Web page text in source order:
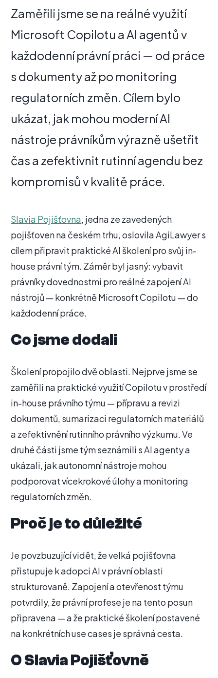
Zaměřili jsme se na reálné využití
Microsoft Copilotu a AI agentů v
každodenní právní práci — od práce
s dokumenty až po monitoring
regulatorních změn. Cílem bylo
ukázat, jak mohou moderní AI
nástroje právníkům výrazně ušetřit
čas a zefektivnit rutinní agendu bez
kompromisů v kvalitě práce.
Slavia Pojišťovna, jedna ze zavedených
pojišťoven na českém trhu, oslovila AgiLawyer s
cílem připravit praktické AI školení pro svůj in-
house právní tým. Záměr byl jasný: vybavit
právníky dovednostmi pro reálné zapojení AI
nástrojů — konkrétně Microsoft Copilotu — do
každodenní práce.
Co jsme dodali
Školení propojilo dvě oblasti. Nejprve jsme se
zaměřili na praktické využití Copilotu v prostředí
in-house právního týmu — přípravu a revizi
dokumentů, sumarizaci regulatorních materiálů
a zefektivnění rutinního právního výzkumu. Ve
druhé části jsme tým seznámili s AI agenty a
ukázali, jak autonomní nástroje mohou
podporovat vícekrokové úlohy a monitoring
regulatorních změn.
Proč je to důležité
Je povzbuzující vidět, že velká pojišťovna
přistupuje k adopci AI v právní oblasti
strukturovaně. Zapojení a otevřenost týmu
potvrdily, že právní profese je na tento posun
připravena — a že praktické školení postavené
na konkrétních use cases je správná cesta.
O Slavia Pojišťovně